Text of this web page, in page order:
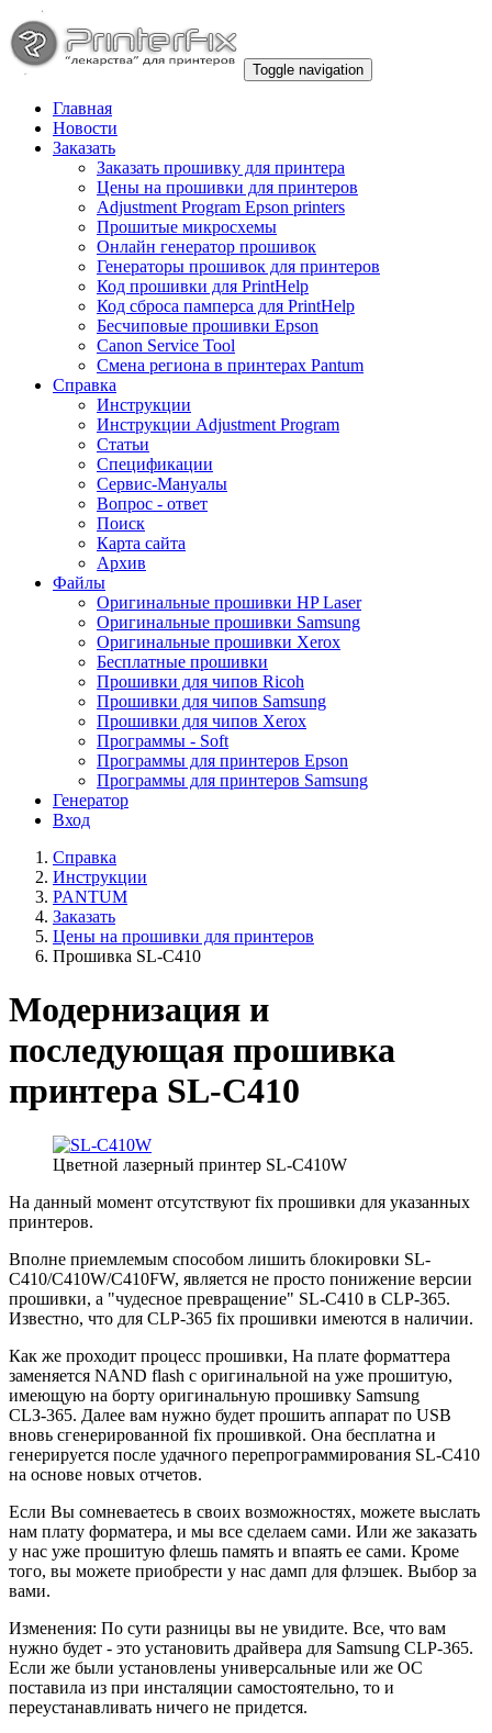
Toggle navigation
Главная
Новости
Заказать
Заказать прошивку для принтера
Цены на прошивки для принтеров
Adjustment Program Epson printers
Прошитые микросхемы
Онлайн генератор прошивок
Генераторы прошивок для принтеров
Код прошивки для PrintHelp
Код сброса памперса для PrintHelp
Беcчиповые прошивки Epson
Canon Service Tool
Смена региона в принтерах Pantum
Справка
Инструкции
Инструкции Adjustment Program
Статьи
Спецификации
Сервис-Мануалы
Вопрос - ответ
Поиск
Карта сайта
Архив
Файлы
Оригинальные прошивки HP Laser
Оригинальные прошивки Samsung
Оригинальные прошивки Xerox
Бесплатные прошивки
Прошивки для чипов Ricoh
Прошивки для чипов Samsung
Прошивки для чипов Xerox
Программы - Soft
Программы для принтеров Epson
Программы для принтеров Samsung
Генератор
Вход
Справка
Инструкции
PANTUM
Заказать
Цены на прошивки для принтеров
Прошивка SL-C410
Модернизация и
последующая прошивка
принтера SL-C410
Цветной лазерный принтер SL-C410W
На данный момент отсутствуют fix прошивки для указанных
принтеров.
Вполне приемлемым способом лишить блокировки SL-
C410/C410W/C410FW, является не просто понижение версии
прошивки, а "чудесное превращение" SL-C410 в CLP-365.
Известно, что для CLP-365 fix прошивки имеются в наличии.
Как же проходит процесс прошивки, На плате форматтера
заменяется NAND flash с оригинальной на уже прошитую,
имеющую на борту оригинальную прошивку Samsung
CLЗ-365. Далее вам нужно будет прошить аппарат по USB
вновь сгенерированной fix прошивкой. Она бесплатна и
генерируется после удачного перепрограммирования SL-C410
на основе новых отчетов.
Если Вы сомневаетесь в своих возможностях, можете выслать
нам плату форматера, и мы все сделаем сами. Или же заказать
у нас уже прошитую флешь память и впаять ее сами. Кроме
того, вы можете приобрести у нас дамп для флэшек. Выбор за
вами.
Изменения: По сути разницы вы не увидите. Все, что вам
нужно будет - это установить драйвера для Samsung CLP-365.
Если же были установлены универсальные или же ОС
поставила из при инсталяции самостоятельно, то и
переустанавливать ничего не придется.